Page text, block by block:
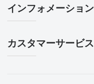
インフォメーション
カスタマーサービス